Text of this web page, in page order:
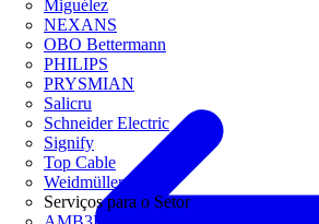
Miguélez
NEXANS
OBO Bettermann
PHILIPS
PRYSMIAN
Salicru
Schneider Electric
Signify
Top Cable
Weidmüller
Serviços para o Setor